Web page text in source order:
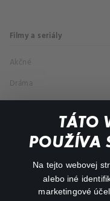
TÁTO
POUŽÍVA
Na tejto webovej
alebo iné
marketingové
Filmy a seriály
Akčné
Dráma
Dokumentárne